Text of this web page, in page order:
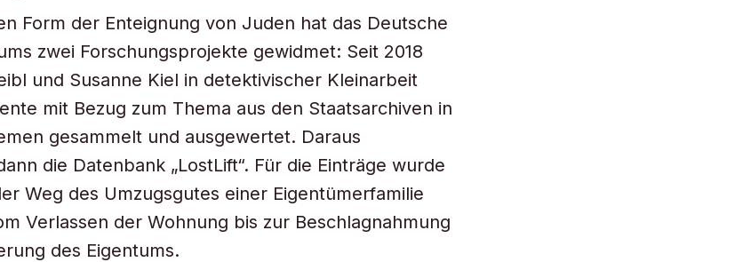
Form der Enteignung von Juden hat das Deutsche
zwei Forschungsprojekte gewidmet: Seit 2018
und Susanne Kiel in detektivischer Kleinarbeit
mit Bezug zum Thema aus den Staatsarchiven in
gesammelt und ausgewertet. Daraus
die Datenbank „LostLift“. Für die Einträge wurde
Weg des Umzugsgutes einer Eigentümerfamilie
Verlassen der Wohnung bis zur Beschlagnahmung
des Eigentums.